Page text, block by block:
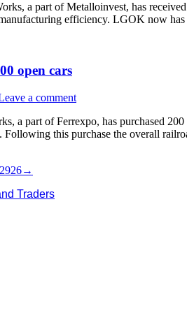
a part of Metalloinvest, has
efficiency. LGOK now
open cars
a comment
a part of Ferrexpo, has purchased
this purchase the overall
2926→
Traders